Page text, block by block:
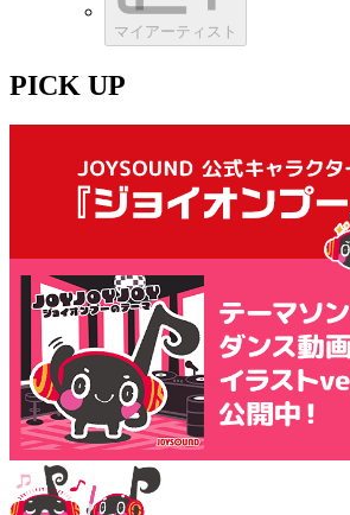
マイアーティスト
PICK UP